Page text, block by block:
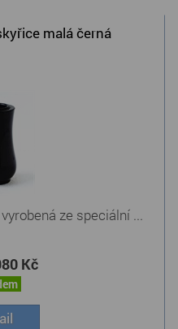
malá černá
ze speciální ...
Kč